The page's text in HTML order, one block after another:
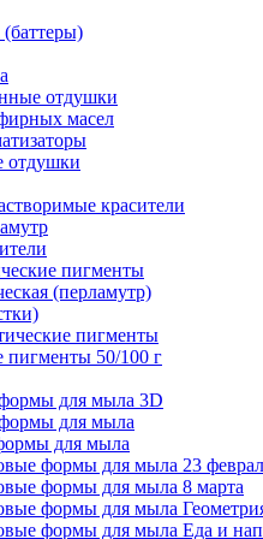
отдушки
масел
отдушки
красители
пигменты
(перламутр)
пигменты
пигменты 50/100 г
для мыла 3D
для мыла
для мыла
формы для мыла 23
формы для мыла 8 марта
формы для мыла
формы для мыла Еда и